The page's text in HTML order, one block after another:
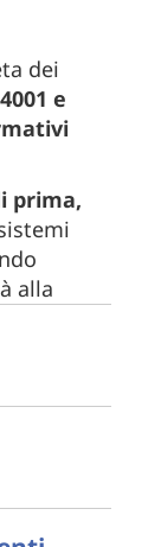
dei
e
prima,
alla
le
di